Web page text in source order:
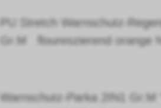
PU Stretch Warnschutz-
Gr.M floureszierend orange
Warnschutz-Parka 2IN1 Gr.M